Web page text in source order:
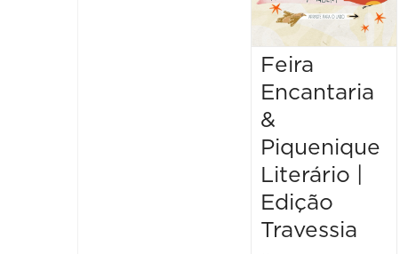
Feira
Encantaria
&
Piquenique
Literário |
Edição
Travessia